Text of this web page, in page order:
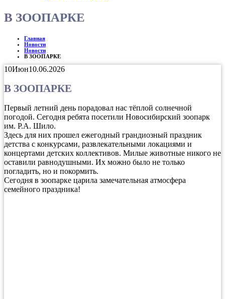
В ЗООПАРКЕ
Главная
Новости
Новости
В ЗООПАРКЕ
10Июн10.06.2026
В ЗООПАРКЕ
Первый летний день порадовал нас тёплой солнечной
погодой. Сегодня ребята посетили Новосибирский зоопарк
им. Р.А. Шило.
Здесь для них прошел ежегодный грандиозный праздник
детства с конкурсами, развлекательными локациями и
концертами детских коллективов. Милые животные никого не
оставили равнодушными. Их можно было не только
погладить, но и покормить.
Сегодня в зоопарке царила замечательная атмосфера
семейного праздника!